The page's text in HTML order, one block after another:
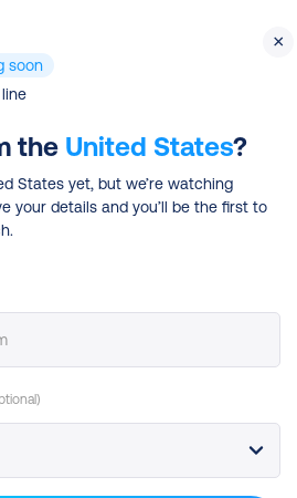
complet
e-
×
soon
the United States?
States yet, but we’re watching
your details and you’ll be the first to